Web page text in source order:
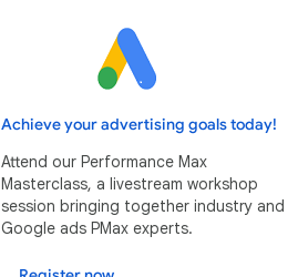
Achieve your advertising goals today!
Attend our Performance Max
Masterclass, a livestream workshop
session bringing together industry and
Google ads PMax experts.